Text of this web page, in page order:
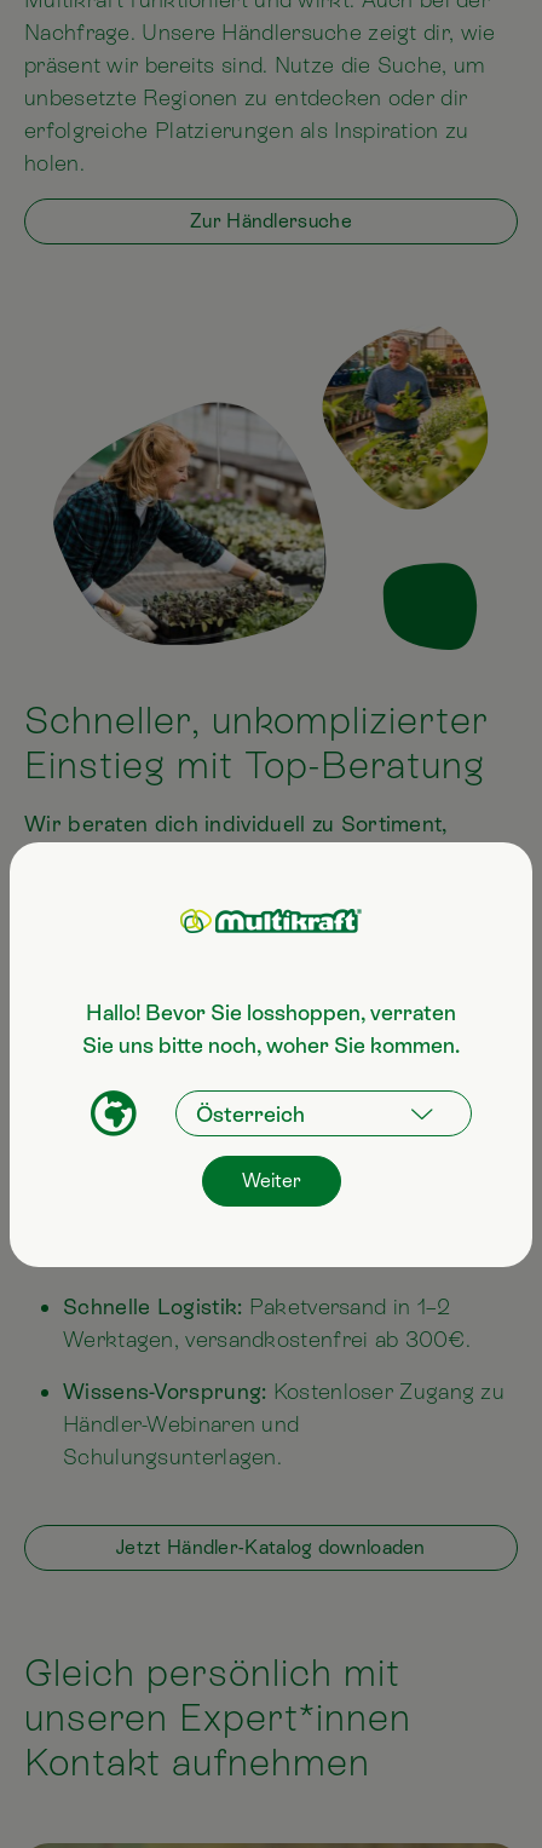
Nachfrage. Unsere Händlersuche zeigt dir, wie
präsent wir bereits sind. Nutze die Suche, um
unbesetzte Regionen zu entdecken oder dir
erfolgreiche Platzierungen als Inspiration zu
holen.
Zur Händlersuche
Schneller, unkomplizierter
Einstieg mit Top-Beratung
Wir beraten dich individuell zu Sortiment,
Persönlich vor Ort:Du kommst zu uns und
erhältst eine individuelle Sortiments- und
unsere Online-Beratung in Anspruch
nehmen.
Kein Risiko-Einstieg:Attraktive Startpakete
Schnelle Logistik: Paketversand in 1–2
Werktagen, versandkostenfrei ab 300€.
Wissens-Vorsprung: Kostenloser Zugang zu
Händler-Webinaren und
Schulungsunterlagen.
Jetzt Händler-Katalog downloaden
Gleich persönlich mit
unseren Expert*innen
Kontakt aufnehmen
Hallo! Bevor Sie losshoppen, verraten
Sie uns bitte noch, woher Sie kommen.
Weiter